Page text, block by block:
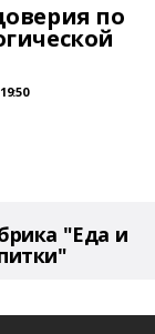
по
"Еда и